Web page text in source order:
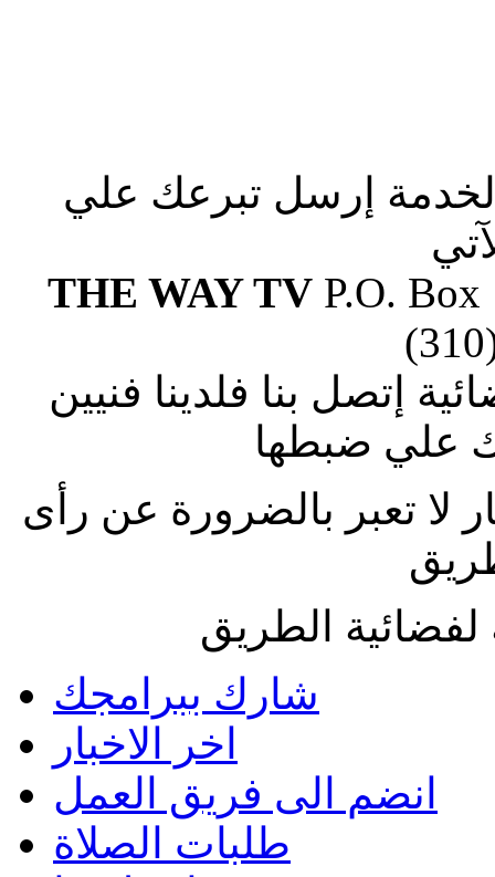
إرسل تبرعك علي
THE WAY TVP.O. Box
إتصل بنا فلدينا فنيين
علي ضبطها
لا تعبر بالضرورة عن رأى
الطريق
شارك ببرامجك
اخر الاخبار
انضم الى فريق العمل
طلبات الصلاة